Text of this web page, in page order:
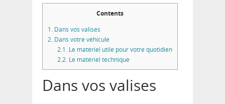
Contents
1. Dans vos valises
2. Dans votre véhicule
2.1.Le matériel utile pour votre quotidien
2.2.Le matériel technique
Dans vos valises